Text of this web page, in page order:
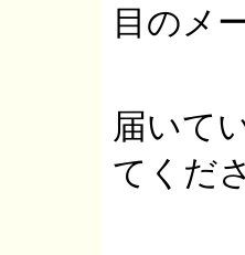
目のメ
届いて
てくだ